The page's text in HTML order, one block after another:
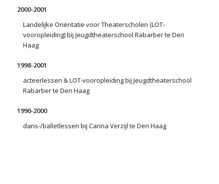
2000-2001
Landelijke Oriëntatie voor Theaterscholen (LOT-
vooropleiding) bij Jeugdtheaterschool Rabarber te Den
Haag
1998-2001
acteerlessen & LOT-vooropleiding bij Jeugdtheaterschool
Rabarber te Den Haag
1990-2000
dans-/balletlessen bij Carina Verzijl te Den Haag